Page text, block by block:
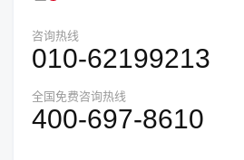
咨询热线
010-62199213
全国免费咨询热线
400-697-8610